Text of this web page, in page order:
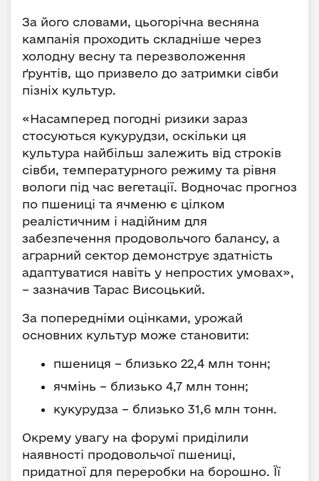
За його словами, цьогорічна весняна
кампанія проходить складніше через
холодну весну та перезволоження
ґрунтів, що призвело до затримки сівби
пізніх культур.
«Насамперед погодні ризики зараз
стосуються кукурудзи, оскільки ця
культура найбільш залежить від строків
сівби, температурного режиму та рівня
вологи під час вегетації. Водночас прогноз
по пшениці та ячменю є цілком
реалістичним і надійним для
забезпечення продовольчого балансу, а
аграрний сектор демонструє здатність
адаптуватися навіть у непростих умовах»,
– зазначив Тарас Висоцький.
За попередніми оцінками, урожай
основних культур може становити:
пшениця – близько 22,4 млн тонн;
ячмінь – близько 4,7 млн тонн;
кукурудза – близько 31,6 млн тонн.
Окрему увагу на форумі приділили
наявності продовольчої пшениці,
придатної для переробки на борошно. Її